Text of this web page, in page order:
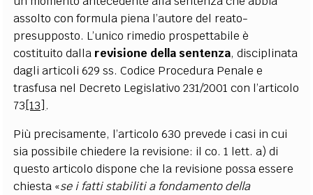
assolto con formula piena l’autore del reato-
presupposto. L’unico rimedio prospettabile è
costituito dalla revisione della sentenza, disciplinata
dagli articoli 629 ss. Codice Procedura Penale e
trasfusa nel Decreto Legislativo 231/2001 con l’articolo
73[13] .
Più precisamente, l’articolo 630 prevede i casi in cui
sia possibile chiedere la revisione: il co. 1 lett. a) di
questo articolo dispone che la revisione possa essere
chiesta «se i fatti stabiliti a fondamento della